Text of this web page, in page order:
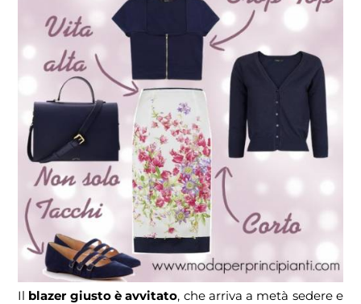
Il blazer giusto è avvitato, che arriva a metà sedere e